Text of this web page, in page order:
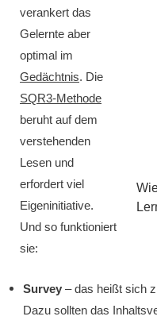
verankert das
Gelernte aber
optimal im
Gedächtnis. Die
SQR3-Methode
beruht auf dem
verstehenden
Lesen und
erfordert viel
Eigeninitiative.
Und so funktioniert
sie:
Survey – das heißt sich
Dazu sollten das